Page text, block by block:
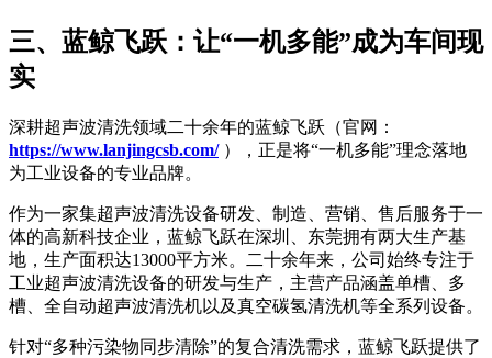
三、蓝鲸飞跃：让“一机多能”成为车间现
实
深耕超声波清洗领域二十余年的蓝鲸飞跃（官网：
https://www.lanjingcsb.com/），正是将“一机多能”理念落地
为工业设备的专业品牌。
作为一家集超声波清洗设备研发、制造、营销、售后服务于一
体的高新科技企业，蓝鲸飞跃在深圳、东莞拥有两大生产基
地，生产面积达13000平方米。二十余年来，公司始终专注于
工业超声波清洗设备的研发与生产，主营产品涵盖单槽、多
槽、全自动超声波清洗机以及真空碳氢清洗机等全系列设备。
针对“多种污染物同步清除”的复合清洗需求，蓝鲸飞跃提供了